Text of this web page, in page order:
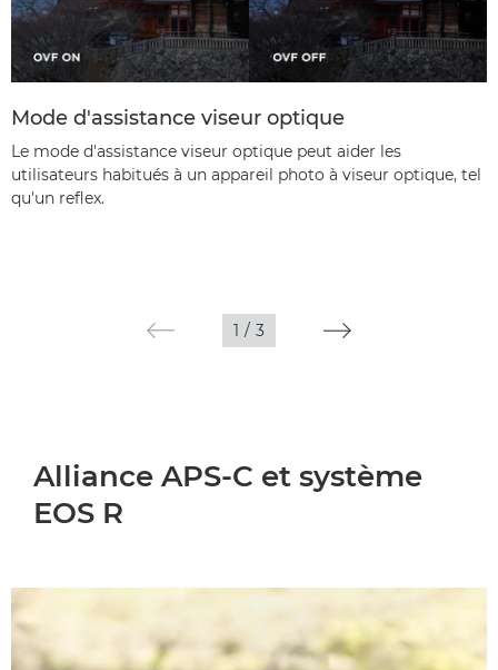
Mode d'assistance viseur optique
Le mode d'assistance viseur optique peut aider les
utilisateurs habitués à un appareil photo à viseur optique, tel
qu'un reflex.
1 / 3
Alliance APS-C et système
EOS R